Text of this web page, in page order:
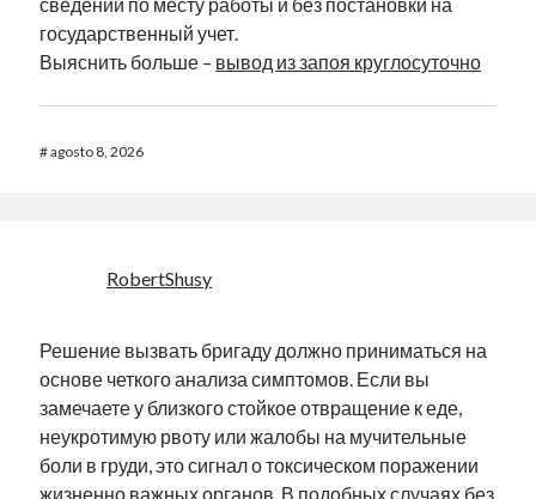
государственный учет.
Выяснить больше – вывод из запоя круглосуточно
#agosto 8, 2026
RobertShusy
Решение вызвать бригаду должно приниматься на
основе четкого анализа симптомов. Если вы
замечаете у близкого стойкое отвращение к еде,
неукротимую рвоту или жалобы на мучительные
боли в груди, это сигнал о токсическом поражении
жизненно важных органов. В подобных случаях без